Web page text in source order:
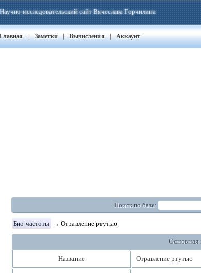
Научно-исследовательский сайт Вячеслава Горчилина
Главная | Заметки | Вычисления | Аккаунт
Поиск по базе:
Био частоты → Отравление ртутью
Основная
Название Отравление ртутью